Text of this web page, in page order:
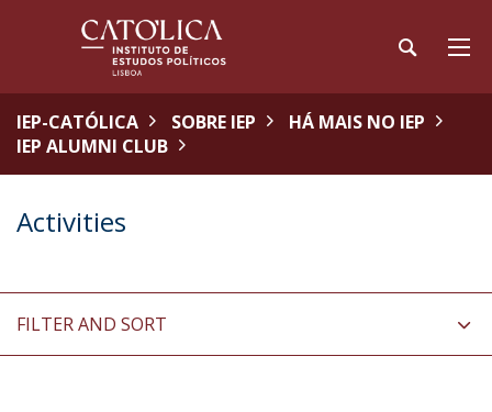
IEP-CATÓLICA SOBRE IEP
HÁ MAIS NO IEP
IEP ALUMNI CLUB
Activities
FILTER AND SORT